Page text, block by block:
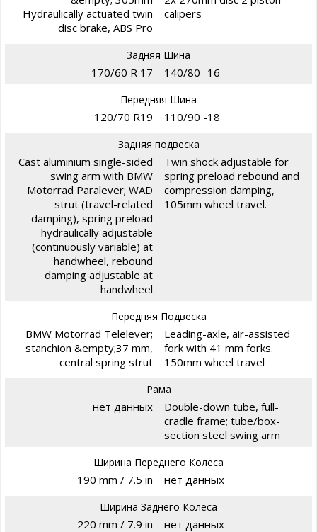
Hydraulically actuated twin
disc brake, ABS Pro
calipers
Задняя Шина
170/60 R 17 140/80 -16
Передняя Шина
120/70 R19 110/90 -18
Задняя подвеска
Cast aluminium single-sided
swing arm with BMW
Motorrad Paralever; WAD
strut (travel-related
damping), spring preload
hydraulically adjustable
(continuously variable) at
handwheel, rebound
damping adjustable at
handwheel
Twin shock adjustable for
spring preload rebound and
compression damping,
105mm wheel travel.
Передняя Подвеска
BMW Motorrad Telelever;
stanchion &empty;37 mm,
central spring strut
Leading-axle, air-assisted
fork with 41 mm forks.
150mm wheel travel
Рама
нет данных
Double-down tube, full-
cradle frame; tube/box-
section steel swing arm
Ширина Переднего Колеса
190 mm / 7.5 in нет данных
Ширина Заднего Колеса
220 mm / 7.9 in нет данных